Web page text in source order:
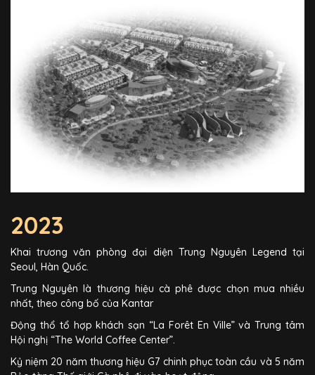
2023
Khai trương văn phòng đại diện Trung Nguyên Legend tại
Seoul, Hàn Quốc.
Trung Nguyên là thương hiệu cà phê được chọn mua nhiều
nhất, theo công bố của Kantar
Động thổ tổ hợp khách sạn “La Forêt En Ville” và Trung tâm
Hội nghị “The World Coffee Center”.
Kỷ niệm 20 năm thương hiệu G7 chinh phục toàn cầu và 5 năm